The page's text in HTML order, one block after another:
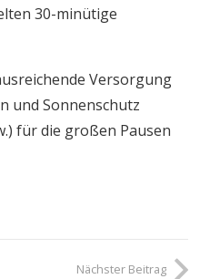
30-minütige
Versorgung
und Sonnenschutz
für die großen Pausen
Nächster Beitrag